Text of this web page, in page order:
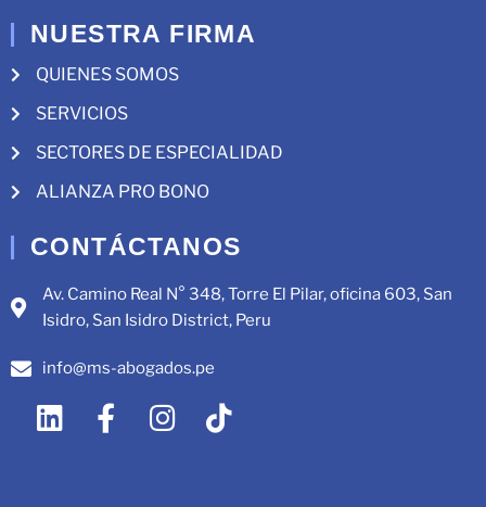
NUESTRA FIRMA
QUIENES SOMOS
SERVICIOS
SECTORES DE ESPECIALIDAD
ALIANZA PRO BONO
CONTÁCTANOS
Av. Camino Real N° 348, Torre El Pilar, oficina 603, San
Isidro, San Isidro District, Peru
info@ms-abogados.pe